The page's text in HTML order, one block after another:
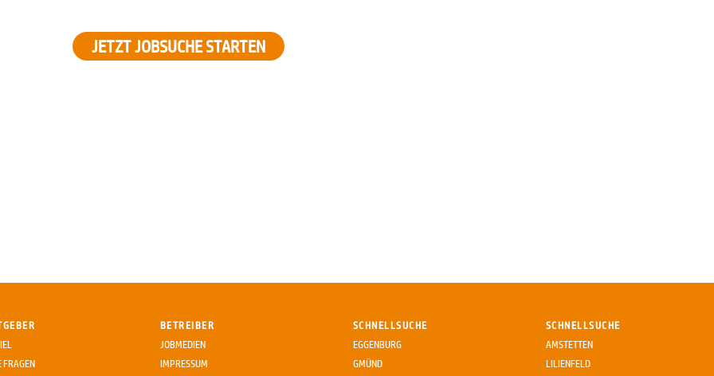
JETZT JOBSUCHE STARTEN
FRAGEN
BETREIBER
JOBMEDIEN
IMPRESSUM
SCHNELLSUCHE
EGGENBURG
GMÜND
SCHNELLSUCHE
AMSTETTEN
LILIENFELD